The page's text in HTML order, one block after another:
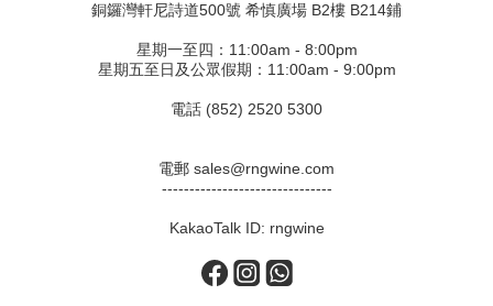
銅鑼灣軒尼詩道500號 希慎廣場 B2樓 B214鋪
星期一至四：11:00am - 8:00pm
星期五至日及公眾假期：11:00am - 9:00pm
電話 (852) 2520 5300
電郵 sales@rngwine.com
-------------------------------
KakaoTalk ID: rngwine